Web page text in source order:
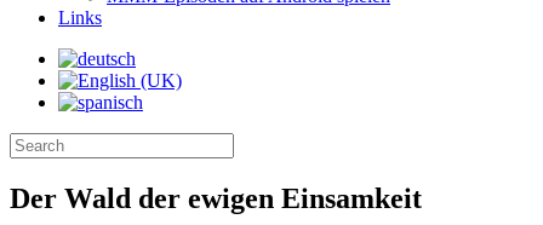
Links
Der Wald der ewigen Einsamkeit